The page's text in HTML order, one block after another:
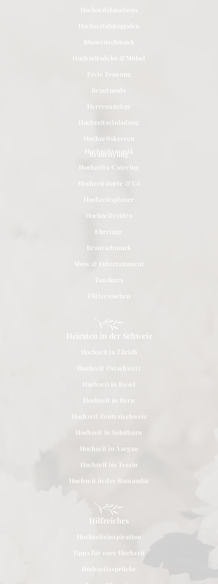
Hochzeitslocations
Hochzeitsfotografen
Blumenschmuck
Hochzeitsdeko & Möbel
Freie Trauung
Brautmode
Herrenanzüge
Hochzeitseinladung
Hochzeitskerzen
Brautstyling
Hochzeitsmusik
Hochzeits-Catering
Hochzeitstorte & Co
Hochzeitsplaner
Hochzeitsvideo
Eheringe
Brautschmuck
Show & Entertainment
Tanzkurs
Flitterwochen
Heiraten in der Schweiz
Hochzeit in Zürich
Hochzeit Ostschweiz
Hochzeit in Basel
Hochzeit in Bern
Hochzeit Zentralschweiz
Hochzeit in Solothurn
Hochzeit in Aargau
Hochzeit im Tessin
Hochzeit in der Romandie
Hilfreiches
Hochzeitsinspiration
Tipps für eure Hochzeit
Hochzeitssprüche